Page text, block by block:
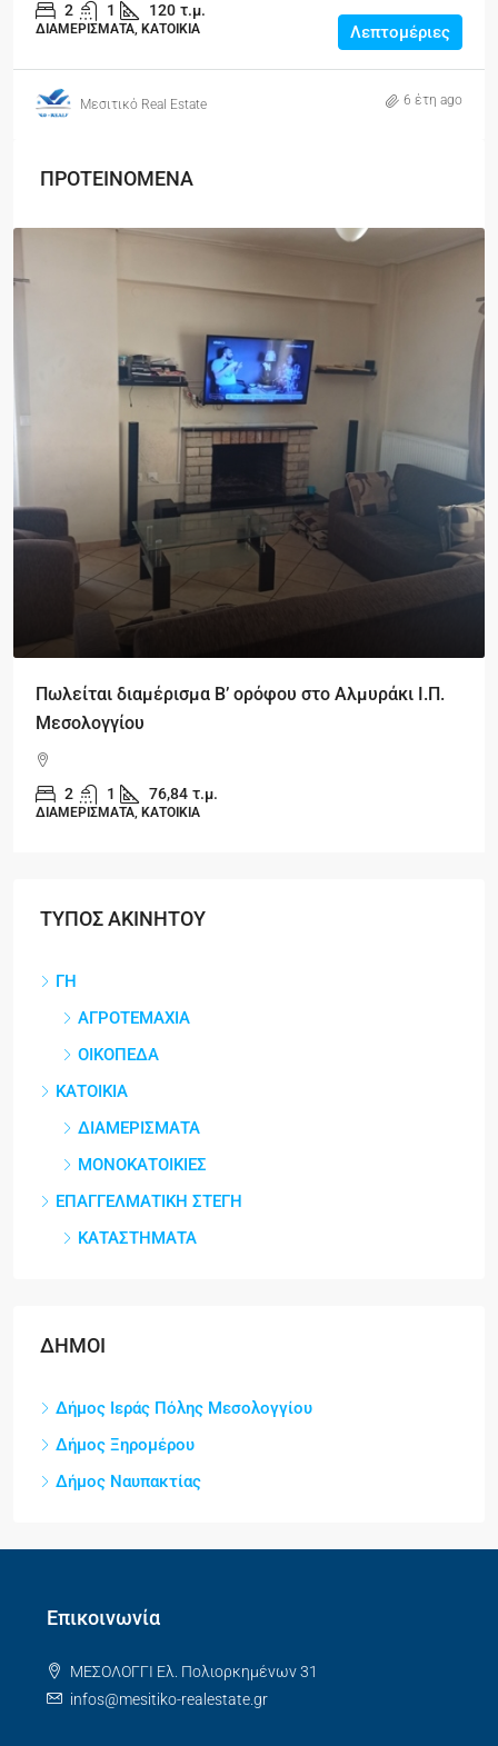
2 1 120 τ.μ.
ΔΙΑΜΕΡΙΣΜΑΤΑ, ΚΑΤΟΙΚΙΑ Λεπτομέριες
Μεσιτικό Real Estate 6 έτη ago
ΠΡΟΤΕΙΝΟΜΕΝΑ
Πωλείται διαμέρισμα Β’ ορόφου στο Αλμυράκι Ι.Π.
Μεσολογγίου
2 1 76,84 τ.μ.
ΔΙΑΜΕΡΙΣΜΑΤΑ, ΚΑΤΟΙΚΙΑ
ΤΥΠΟΣ ΑΚΙΝΗΤΟΥ
ΓΗ
ΑΓΡΟΤΕΜΑΧΙΑ
ΟΙΚΟΠΕΔΑ
ΚΑΤΟΙΚΙΑ
ΔΙΑΜΕΡΙΣΜΑΤΑ
ΜΟΝΟΚΑΤΟΙΚΙΕΣ
ΕΠΑΓΓΕΛΜΑΤΙΚΗ ΣΤΕΓΗ
ΚΑΤΑΣΤΗΜΑΤΑ
ΔΗΜΟΙ
Δήμος Ιεράς Πόλης Μεσολογγίου
Δήμος Ξηρομέρου
Δήμος Ναυπακτίας
Επικοινωνία
ΜΕΣΟΛΟΓΓΙ Ελ. Πολιορκημένων 31
infos@mesitiko-realestate.gr